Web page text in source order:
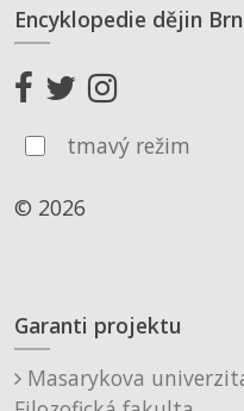
Encyklopedie dějin
tmavý režim
© 2026
Garanti projektu
Masarykova